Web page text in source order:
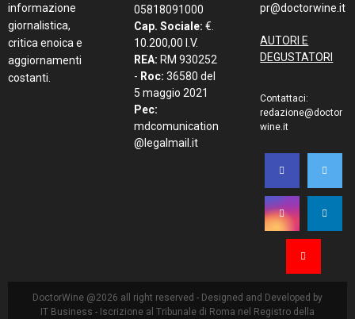
informazione
giornalistica,
critica enoica e
aggiornamenti
costanti.
05818091000
Cap. Sociale: €.
10.200,00 I.V.
REA: RM 930252
- Roc: 36580 del
5 maggio 2021
Pec:
mdcomunication
@legalmail.it
pr@doctorwine.it
AUTORI E
DEGUSTATORI
Contattaci:
redazione@doctor
wine.it
DoctorWine @2026 all right reserved - Designed and Developed by
IT Business - Iscrizione al Tribunale di Roma nel Registro della